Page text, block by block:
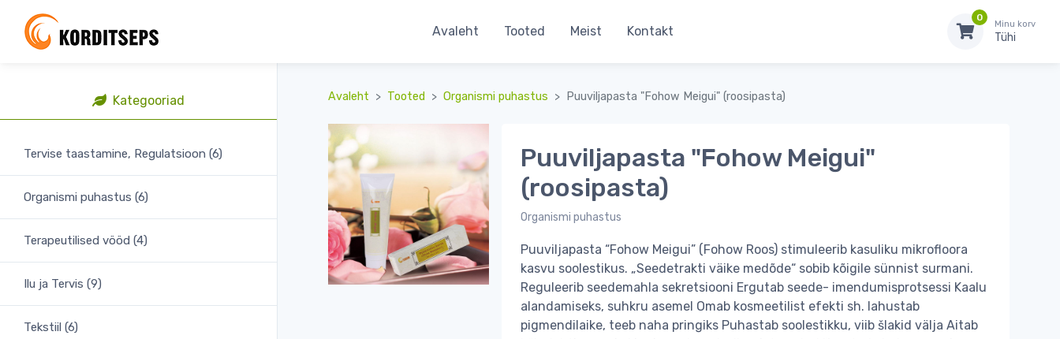
Avaleht Tooted Meist Kontakt
0
Minu korv
Tühi
Kategooriad
Tervise taastamine, Regulatsioon (6)
Organismi puhastus (6)
Terapeutilised vööd (4)
Ilu ja Tervis (9)
Tekstiil (6)
Avaleht Tooted Organismi puhastus Puuviljapasta "Fohow Meigui" (roosipasta)
Puuviljapasta "Fohow Meigui"
(roosipasta)
Organismi puhastus
Puuviljapasta “Fohow Meigui” (Fohow Roos) stimuleerib kasuliku mikrofloora
kasvu soolestikus. „Seedetrakti väike medõde“ sobib kõigile sünnist surmani.
Reguleerib seedemahla sekretsiooni Ergutab seede- imendumisprotsessi Kaalu
alandamiseks, suhkru asemel Omab kosmeetilist efekti sh. lahustab
pigmendilaike, teeb naha pringiks Puhastab soolestikku, viib šlakid välja Aitab